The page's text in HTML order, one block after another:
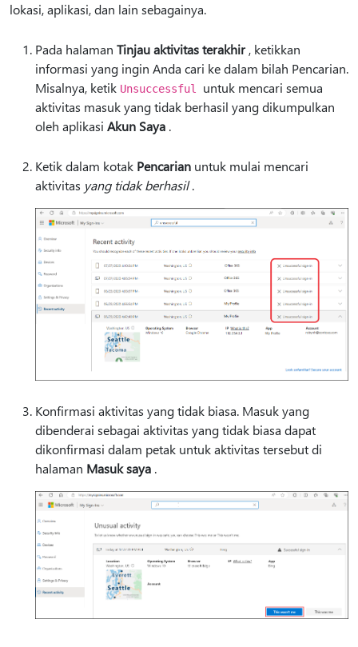
lokasi, aplikasi, dan lain sebagainya.
Pada halaman Tinjau aktivitas terakhir, ketikkan
informasi yang ingin Anda cari ke dalam bilah Pencarian.
Misalnya, ketik Unsuccessful untuk mencari semua
aktivitas masuk yang tidak berhasil yang dikumpulkan
oleh aplikasi Akun Saya .
Ketik dalam kotak Pencarian untuk mulai mencari
aktivitas yang tidak berhasil.
Konfirmasi aktivitas yang tidak biasa. Masuk yang
dibenderai sebagai aktivitas yang tidak biasa dapat
dikonfirmasi dalam petak untuk aktivitas tersebut di
halaman Masuk saya .